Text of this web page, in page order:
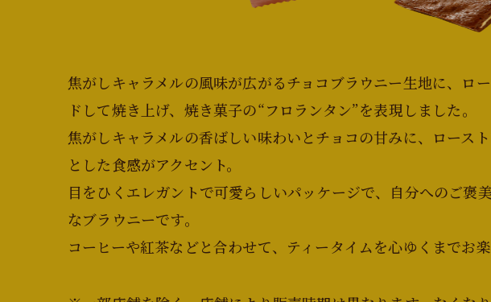
焦がしキャラメルの風味が広がるチョコブラウニー生地に、ロ
ドして焼き上げ、焼き菓子の“フロランタン”を表現しました。
焦がしキャラメルの香ばしい味わいとチョコの甘みに、ロース
とした食感がアクセント。
目をひくエレガントで可愛らしいパッケージで、自分へのご褒
なブラウニーです。
コーヒーや紅茶などと合わせて、ティータイムを心ゆくまでお楽